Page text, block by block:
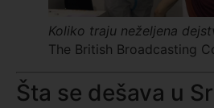
Koliko traju neželjena
The British Broadcasting
Šta se dešava u